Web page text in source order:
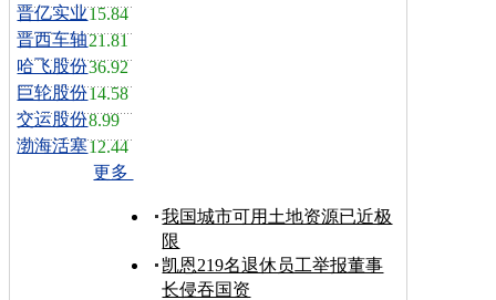
晋亿实业15.84
晋西车轴21.81
哈飞股份36.92
巨轮股份14.58
交运股份8.99
渤海活塞12.44
更多
我国城市可用土地资源已近极
限
凯恩219名退休员工举报董事
长侵吞国资